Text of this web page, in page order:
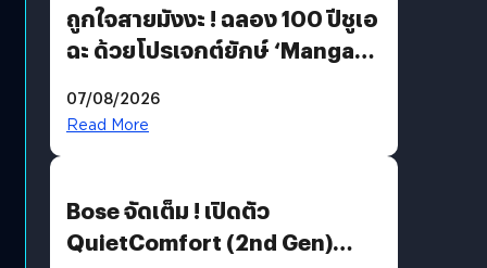
ถูกใจสายมังงะ ! ฉลอง 100 ปีชูเอ
ฉะ ด้วยโปรเจกต์ยักษ์ ‘Manga
มีภาษาไทยด้วย
07/08/2026
Read More
Bose จัดเต็ม ! เปิดตัว
QuietComfort (2nd Gen)